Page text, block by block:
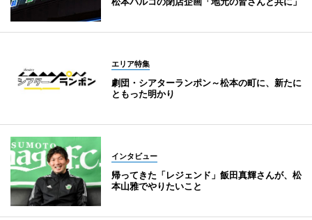
エリア特集
劇団・シアターランポン～松本の町に、新たに
ともった明かり
インタビュー
帰ってきた「レジェンド」飯田真輝さんが、松
本山雅でやりたいこと